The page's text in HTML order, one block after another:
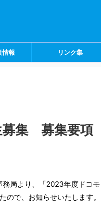
情報 リンク集
募集 募集要項
務局より、「2023年度ドコモ
ので、お知らせいたします。